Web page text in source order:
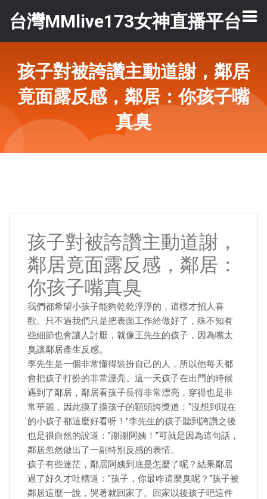
台灣MMlive173女神直播平台
孩子對被誇讚主動道謝，鄰居
竟面露反感，鄰居：你孩子嘴
真臭
孩子對被誇讚主動道謝，
鄰居竟面露反感，鄰居：
你孩子嘴真臭
我們都希望小孩子能夠乾乾淨淨的，這樣才招人喜
歡。只不過我們只是把表面工作給做好了，殊不知有
些細節也會讓人討厭，就像王先生的孩子，因為嘴太
臭讓鄰居產生反感。
李先生是一個非常懂得裝扮自己的人，所以他每天都
會把孩子打扮的非常漂亮。這一天孩子在出門的時候
遇到了鄰居，鄰居看孩子長得非常漂亮，穿得也是非
常華麗，因此摸了摸孩子的額頭誇獎道："沒想到現在
的小孩子都這麼好看呀！"李先生的孩子聽到誇讚之後
也是很自然的說道："謝謝阿姨！"可就是因為這句話，
鄰居忽然做出了一副特別反感的表情。
孩子有些迷茫，鄰居阿姨到底是怎麼了呢？結果鄰居
過了好久才吐槽道："孩子，你最咋這麼臭呢？"孩子被
鄰居這麼一說，哭著就回家了。回家以後孩子吧這件